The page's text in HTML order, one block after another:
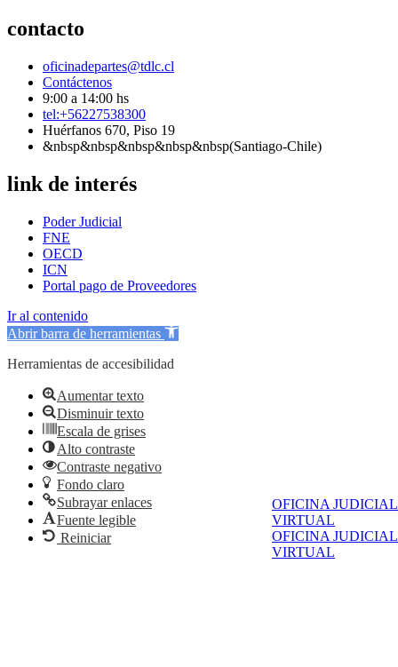
OFICINA JUDICIAL
VIRTUAL
OFICINA JUDICIAL
VIRTUAL
contacto
oficinadepartes@tdlc.cl
Contáctenos
9:00 a 14:00 hs
tel:+56227538300
Huérfanos 670, Piso 19
&nbsp&nbsp&nbsp&nbsp&nbsp(Santiago-Chile)
link de interés
Poder Judicial
FNE
OECD
ICN
Portal pago de Proveedores
Ir al contenido
Abrir barra de herramientas
Herramientas de accesibilidad
Aumentar texto
Disminuir texto
Escala de grises
Alto contraste
Contraste negativo
Fondo claro
Subrayar enlaces
Fuente legible
Reiniciar